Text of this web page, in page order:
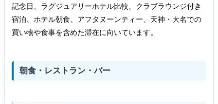
記念日、ラグジュアリーホテル比較、クラブラウンジ付き
宿泊、ホテル朝食、アフタヌーンティー、天神・大名での
買い物や食事を含めた滞在に向いています。
朝食・レストラン・バー